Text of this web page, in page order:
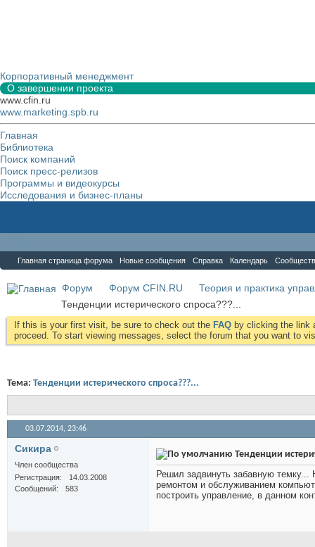
Корпоративный менеджмент
О завершении проекта
www.cfin.ru
www.marketing.spb.ru
Главная
Библиотека
Поиск компаний
Поиск пресс-релизов
Программы и видеокурсы
Исследования и бизнес-планы
Главная страница форума Новые сообщения Справка Календарь
Форум Форум CFIN.RU
Теория и практика
Тенденции истерического спроса???...
If this is your first visit, be sure to check out the FAQ by clicking the link
proceed. To start viewing messages, select the forum that you want to
Тема: Тенденции истерического спроса???...
03.07.2014, 23:46
Сикира
Член сообщества
Регистрация
14.03.2008
Сообщений
583
Тенденции
Решил задвинуть забавную
ремонтом и обслуживанием
построить управление, в данном